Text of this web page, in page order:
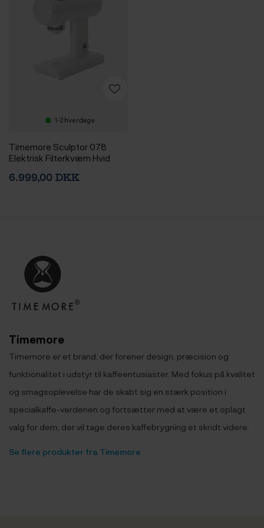
1-2 hverdage
Timemore Sculptor 078
Elektrisk Filterkværn Hvid
6.999,00 DKK
Timemore
Timemore er et brand, der forener design, præcision og
funktionalitet i udstyr til kaffeentusiaster. Med fokus på kvalitet
og smagsoplevelse har de skabt sig en stærk position i
specialkaffe-verdenen og fortsætter med at være et oplagt
valg for dem, der vil tage deres kaffebrygning et skridt videre.
Se flere produkter fra Timemore